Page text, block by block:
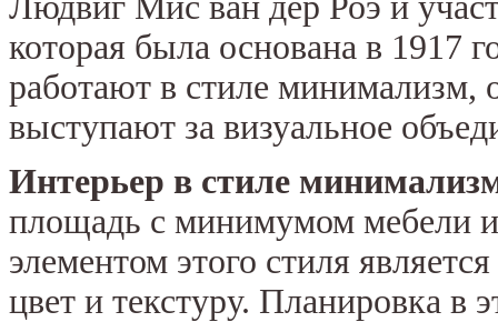
которая была основана в 1917
работают в стиле минимализм,
выступают за визуальное
Интерьер в стиле
площадь с минимумом мебели
элементом этого стиля
цвет и текстуру. Планировка в